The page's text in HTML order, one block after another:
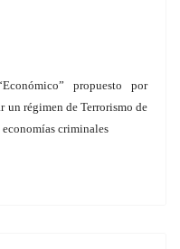
propuesto por
un régimen de Terrorismo de
criminales